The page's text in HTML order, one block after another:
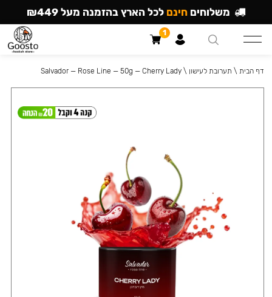
דף הבית \ תערובת לעישון \
Salvador — Rose Line — 50g — Cherry Lady
משלוחים חינם לכל הארץ בהזמנה מעל ₪449
1